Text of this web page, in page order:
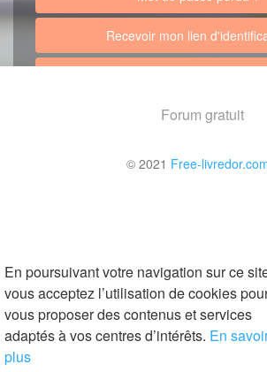
En poursuivant votre navigation sur ce
vous acceptez l’utilisation de cookies
vous proposer des contenus et services
adaptés à vos centres d’intérêts. En
plus
Recevoir mon lien
Forum gratuit
© 2021 Free-